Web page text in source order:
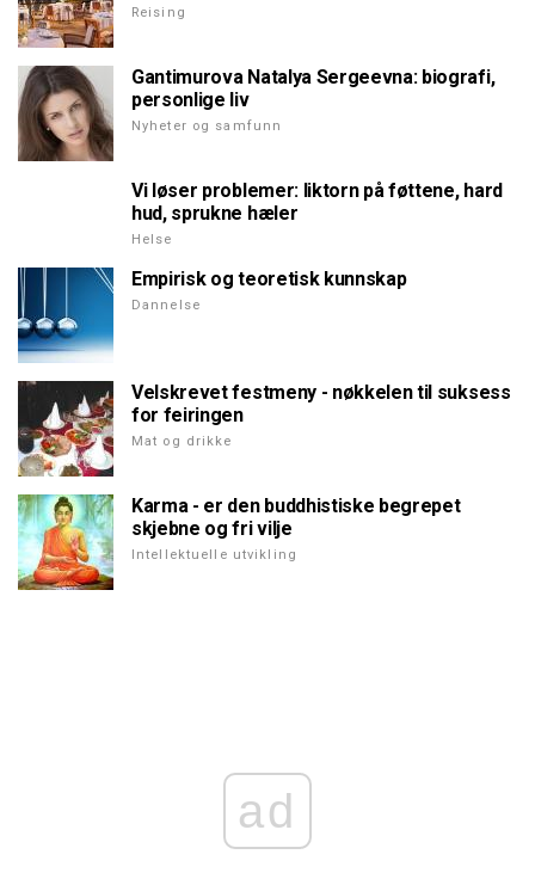
Reising
Gantimurova Natalya Sergeevna: biografi,
personlige liv
Nyheter og samfunn
Vi løser problemer: liktorn på føttene, hard
hud, sprukne hæler
Helse
Empirisk og teoretisk kunnskap
Dannelse
Velskrevet festmeny - nøkkelen til suksess
for feiringen
Mat og drikke
Karma - er den buddhistiske begrepet
skjebne og fri vilje
Intellektuelle utvikling
ad